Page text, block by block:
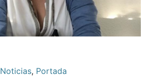
Noticias, Portada